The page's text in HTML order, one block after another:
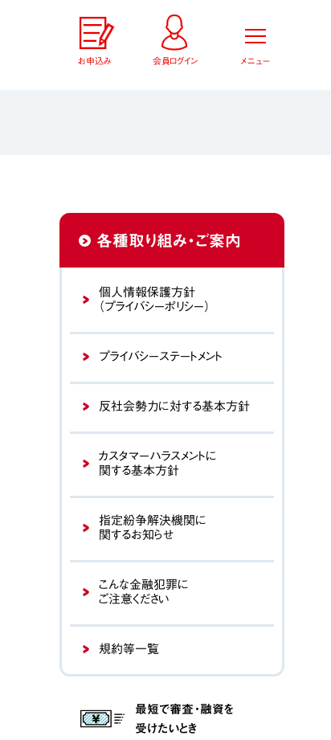
お申込み 会員ログイン メニュー
各種取り組み・ご案内
個人情報保護方針
（プライバシーポリシー）
プライバシーステートメント
反社会勢力に対する基本方針
カスタマーハラスメントに
関する基本方針
指定紛争解決機関に
関するお知らせ
こんな金融犯罪に
ご注意ください
規約等一覧
最短で審査・融資を
受けたいとき